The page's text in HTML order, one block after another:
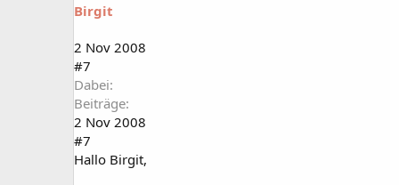
Birgit
2 Nov 2008
#7
Dabei
Beiträge
2 Nov 2008
#7
Hallo Birgit,